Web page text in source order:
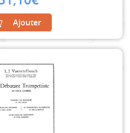
Ajouter